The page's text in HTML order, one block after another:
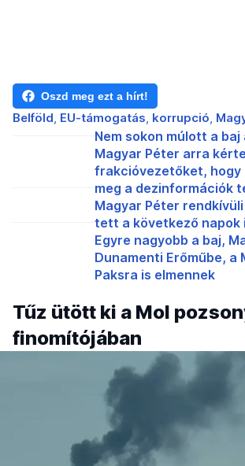
Oszd meg ezt a hírt!
Belföld EU-támogatás korrupció
Nem sokon múlott a baj
Magyar Péter arra
frakcióvezetőket, hogy
meg a dezinformációk
Magyar Péter
tett a következő napok
Egyre nagyobb a baj,
Dunamenti Erőműbe, a
Paksra is elmennek
Tűz ütött ki a Mol
finomítójában